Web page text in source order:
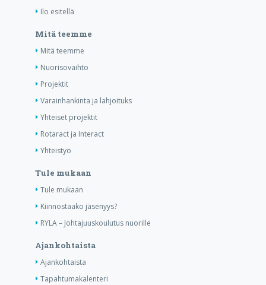
Ilo esitellä
Mitä teemme
Mitä teemme
Nuorisovaihto
Projektit
Varainhankinta ja lahjoituks
Yhteiset projektit
Rotaract ja Interact
Yhteistyö
Tule mukaan
Tule mukaan
Kiinnostaako jäsenyys?
RYLA – Johtajuuskoulutus nuorille
Ajankohtaista
Ajankohtaista
Tapahtumakalenteri